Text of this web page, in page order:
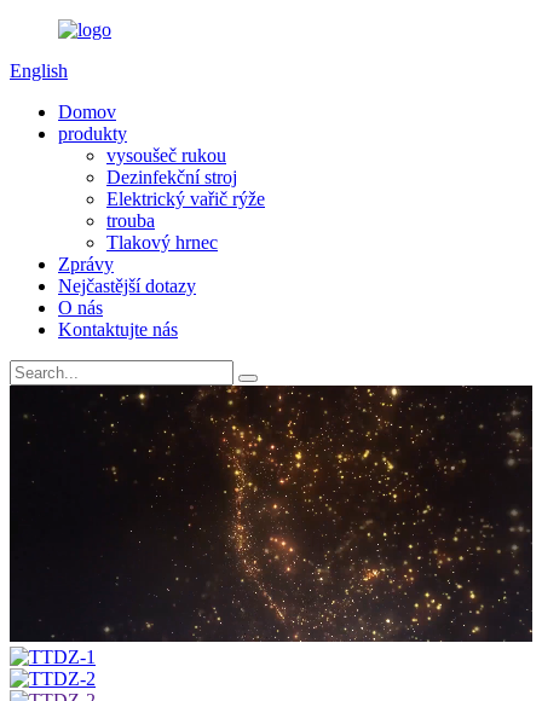
English
Domov
produkty
vysoušeč rukou
Dezinfekční stroj
Elektrický vařič rýže
trouba
Tlakový hrnec
Zprávy
Nejčastější dotazy
O nás
Kontaktujte nás